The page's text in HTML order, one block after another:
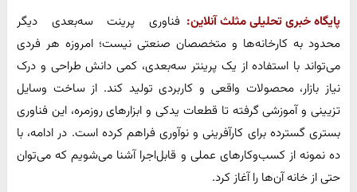
پایگاه خبری تحلیلی مثلث آنلاین: فناوری پرینت سه‌بعدی دیگر
محدود به کارخانه‌ها و متخصصان صنعتی نیست؛ امروزه هر فردی
می‌تواند با استفاده از یک پرینتر سه‌بعدی، کمی دانش طراحی و درک
نیاز بازار، محصولات واقعی و کاربردی تولید کند. از ساخت وسایل
تزیینی و آموزشی گرفته تا قطعات یدکی و ابزارهای روزمره، این فناوری
بستری گسترده برای کارآفرینی و نوآوری فراهم کرده است. در ادامه، با
ده نمونه از کسب‌وکارهای عملی و قابل‌اجرا آشنا می‌شویم که می‌توان
حتی از خانه آن‌ها را آغاز کرد.